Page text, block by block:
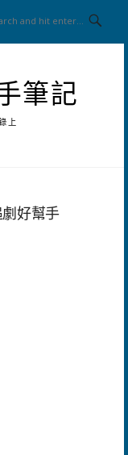
筆記
上
好幫手